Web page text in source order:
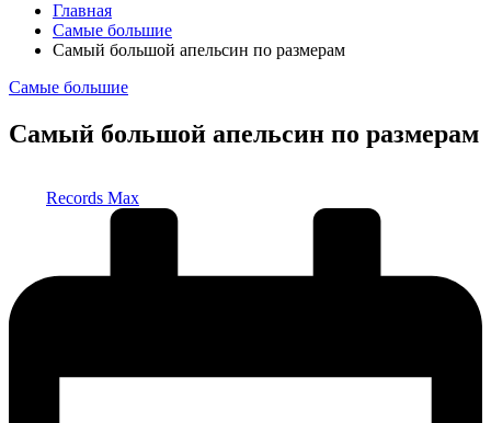
Главная
Самые большие
Самый большой апельсин по размерам
Опубликовано
Самые большие
Самый большой апельсин по размерам
Records Max